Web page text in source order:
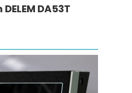
DA53T